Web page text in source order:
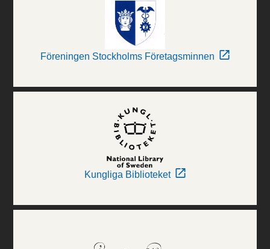
Föreningen Stockholms Företagsminnen
Kungliga Biblioteket